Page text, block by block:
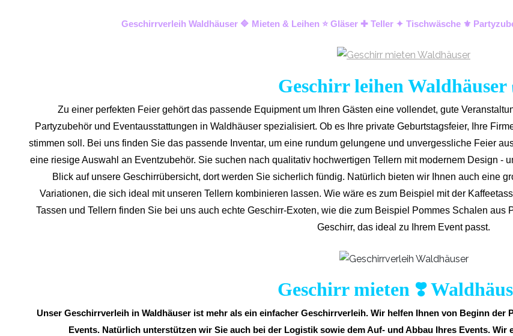
Geschirrverleih Waldhäuser 🔷 Mieten & Leihen ⭐ Gläser ✚ Teller ✦ Tischwäsche ⚜️
Geschirr leihen
Zu einer perfekten Feier gehört das passende Equipment um Ihren Gästen eine vollendet, gute
Partyzubehör und Eventausstattungen in Waldhäuser spezialisiert. Ob es Ihre private Geburtstagsfeier, Ihre
stimmen soll. Bei uns finden Sie das passende Inventar, um eine rundum gelungene und unvergessliche Feier
eine riesige Auswahl an Eventzubehör. Sie suchen nach qualitativ hochwertigen Tellern mit modernem Design -
Blick auf unsere Geschirrübersicht, dort werden Sie sicherlich fündig. Natürlich bieten wir Ihnen auch eine
Variationen, die sich ideal mit unseren Tellern kombinieren lassen. Wie wäre es zum Beispiel mit der
Tassen und Tellern finden Sie bei uns auch echte Geschirr-Exoten, wie die zum Beispiel Pommes Schalen
Geschirr, das ideal zu Ihrem Event passt.
Geschirr mieten ❣️
Unser Geschirrverleih in Waldhäuser ist mehr als ein einfacher Geschirrverleih. Wir helfen Ihnen von Beginn
Events. Natürlich unterstützen wir Sie auch bei der Logistik sowie dem Auf- und Abbau Ihres Events.